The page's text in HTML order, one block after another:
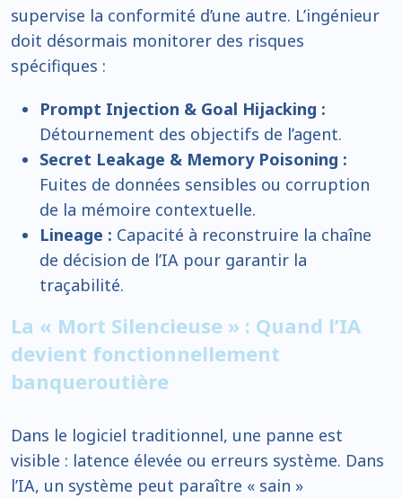
supervise la conformité d’une autre. L’ingénieur
doit désormais monitorer des risques
spécifiques :
Prompt Injection & Goal Hijacking :
Détournement des objectifs de l’agent.
Secret Leakage & Memory Poisoning :
Fuites de données sensibles ou corruption
de la mémoire contextuelle.
Lineage : Capacité à reconstruire la chaîne
de décision de l’IA pour garantir la
traçabilité.
La « Mort Silencieuse » : Quand l’IA
devient fonctionnellement
banqueroutière
Dans le logiciel traditionnel, une panne est
visible : latence élevée ou erreurs système. Dans
l’IA, un système peut paraître « sain »